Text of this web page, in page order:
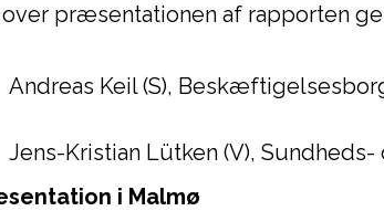
præsentationen af rapporten
Andreas Keil (S),
Jens-Kristian Lütken (V),
i Malmø